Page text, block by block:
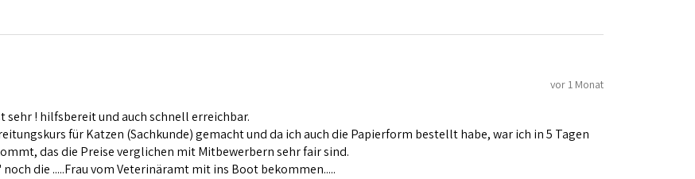
vor 1 Monat
sehr ! hilfsbereit und auch schnell erreichbar.
für Katzen (Sachkunde) gemacht und da ich auch die Papierform bestellt habe, war ich in 5 Tagen
das die Preise verglichen mit Mitbewerbern sehr fair sind.
die .....Frau vom Veterinäramt mit ins Boot bekommen.....